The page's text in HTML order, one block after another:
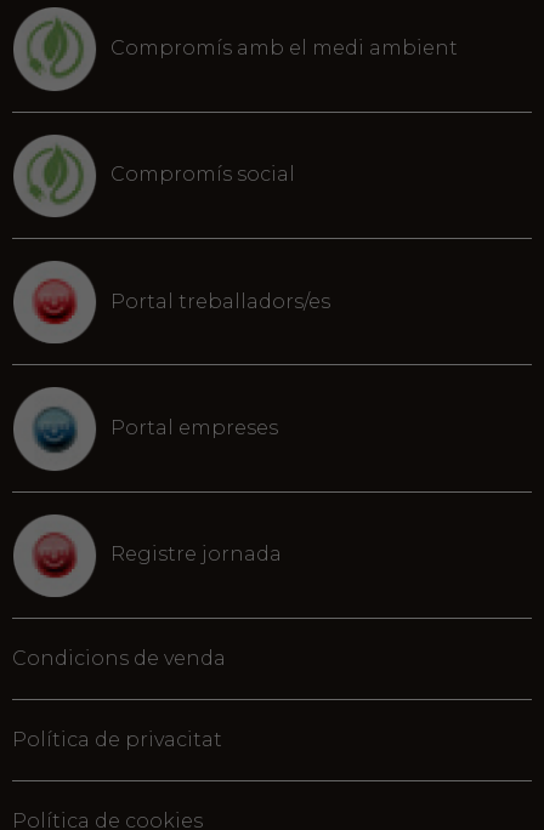
Compromís amb el medi ambient
Compromís social
Portal treballadors/es
Portal empreses
Registre jornada
Condicions de venda
Política de privacitat
Política de cookies